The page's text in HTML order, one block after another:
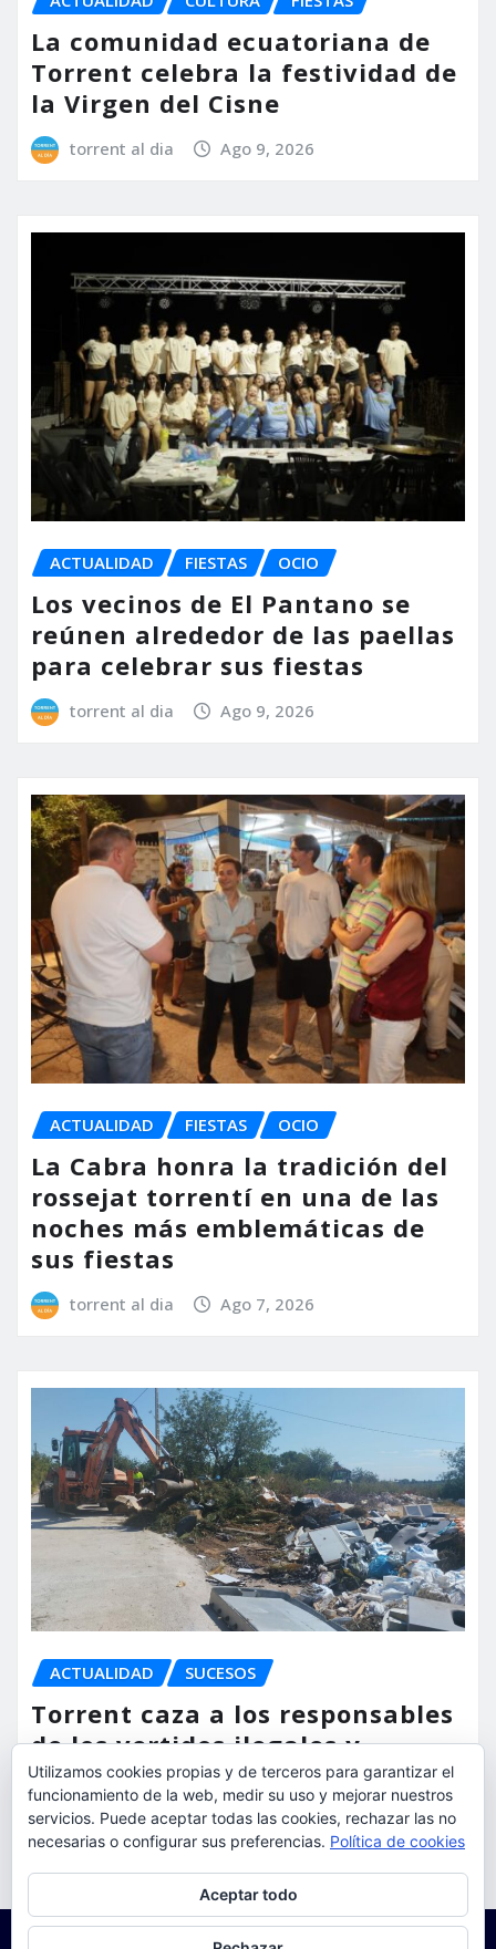
La comunidad ecuatoriana de
Torrent celebra la festividad de
la Virgen del Cisne
torrent al dia Ago 9, 2026
ACTUALIDAD FIESTAS OCIO
Los vecinos de El Pantano se
reúnen alrededor de las paellas
para celebrar sus fiestas
torrent al dia Ago 9, 2026
ACTUALIDAD FIESTAS OCIO
La Cabra honra la tradición del
rossejat torrentí en una de las
noches más emblemáticas de
sus fiestas
torrent al dia Ago 7, 2026
ACTUALIDAD SUCESOS
Torrent caza a los responsables
de los vertidos ilegales y
endurece las sanciones
torrent al dia Ago 7, 2026
Utilizamos cookies propias y de terceros para garantizar el
funcionamiento de la web, medir su uso y mejorar nuestros
servicios. Puede aceptar todas las cookies, rechazar las no
necesarias o configurar sus preferencias. Política de cookies
Aceptar todo
Para obtener más información, incluido cómo gestionar las cookies,